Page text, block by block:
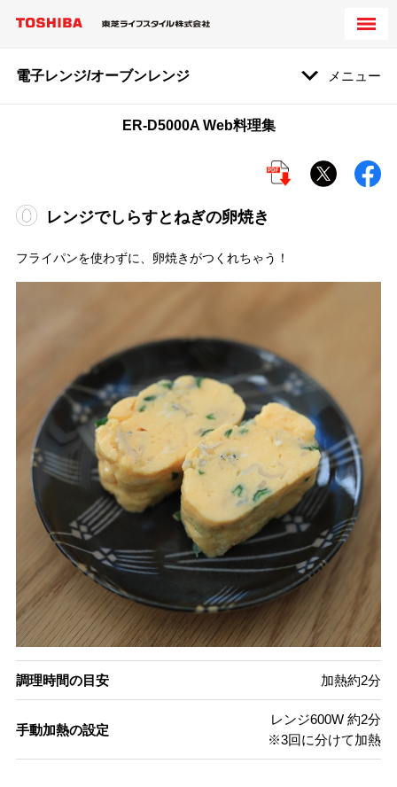
電子レンジ/オーブンレンジ メニュー
ER-D5000A Web料理集
レンジでしらすとねぎの卵焼き
フライパンを使わずに、卵焼きがつくれちゃう！
調理時間の目安 加熱約2分
手動加熱の設定
レンジ600W 約2分
※3回に分けて加熱